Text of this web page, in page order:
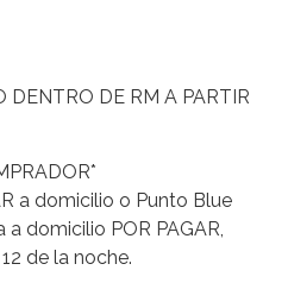
DENTRO DE RM A PARTIR
a domicilio o Punto Blue
domicilio POR PAGAR,
de la noche.